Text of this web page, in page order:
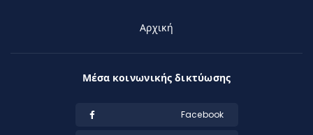
Αρχική
Μέσα κοινωνικής δικτύωσης
Facebook